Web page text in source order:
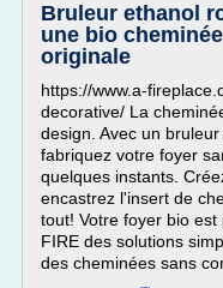
Bruleur ethanol
une bio
originale
https://www.a-
decorative/ La
design. Avec un
fabriquez votre foyer
quelques instants.
encastrez l'insert de
tout! Votre foyer bio est
FIRE des solutions
des cheminées sans